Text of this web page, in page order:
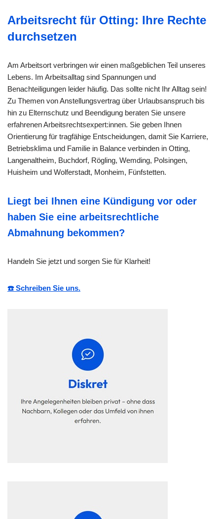
Arbeitsrecht für Otting: Ihre Rechte
durchsetzen
Am Arbeitsort verbringen wir einen maßgeblichen Teil unseres
Lebens. Im Arbeitsalltag sind Spannungen und
Benachteiligungen leider häufig. Das sollte nicht Ihr Alltag sein!
Zu Themen von Anstellungsvertrag über Urlaubsanspruch bis
hin zu Elternschutz und Beendigung beraten Sie unsere
erfahrenen Arbeitsrechtsexpert:innen. Sie geben Ihnen
Orientierung für tragfähige Entscheidungen, damit Sie Karriere,
Betriebsklima und Familie in Balance verbinden in Otting,
Langenaltheim, Buchdorf, Rögling, Wemding, Polsingen,
Huisheim und Wolferstadt, Monheim, Fünfstetten.
Liegt bei Ihnen eine Kündigung vor oder
haben Sie eine arbeitsrechtliche
Abmahnung bekommen?
Handeln Sie jetzt und sorgen Sie für Klarheit!
☎️ Schreiben Sie uns.